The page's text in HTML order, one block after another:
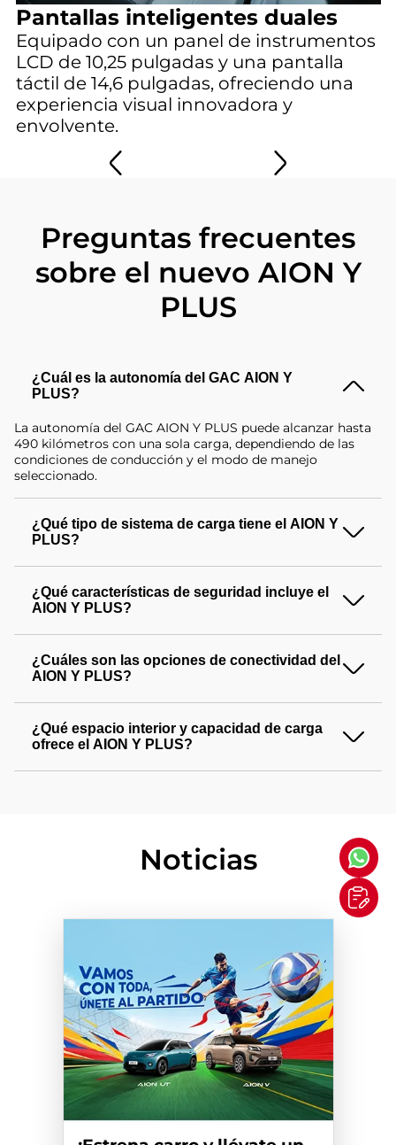
Pantallas inteligentes duales
Equipado con un panel de instrumentos
LCD de 10,25 pulgadas y una pantalla
táctil de 14,6 pulgadas, ofreciendo una
experiencia visual innovadora y
envolvente.
Preguntas frecuentes
sobre el nuevo AION Y
PLUS
¿Cuál es la autonomía del GAC AION Y
PLUS?
La autonomía del GAC AION Y PLUS puede alcanzar hasta
490 kilómetros con una sola carga, dependiendo de las
condiciones de conducción y el modo de manejo
seleccionado.
¿Qué tipo de sistema de carga tiene el AION Y
PLUS?
cargas compatibles con conexión tipo CCS2 (carga rápida),
que permite cargar del 20% hasta el 80% de la batería en
¿Qué características de seguridad incluye el
AION Y PLUS?
seguridad, como un sistema de cámaras 360°, asistencia de
conducción avanzada, y una estructura robusta que
¿Cuáles son las opciones de conectividad del
AION Y PLUS?
integración con smartphones, sistemas de navegación en
tiempo real y control por voz, ofreciendo una experiencia
¿Qué espacio interior y capacidad de carga
ofrece el AION Y PLUS?
diaria, optimizado gracias a su diseño tipo SUV compacto.
Cuando las sillas traseras se acuestan hacia adelante la
capacidad de carga en el baúl se expande y tiene una
Noticias